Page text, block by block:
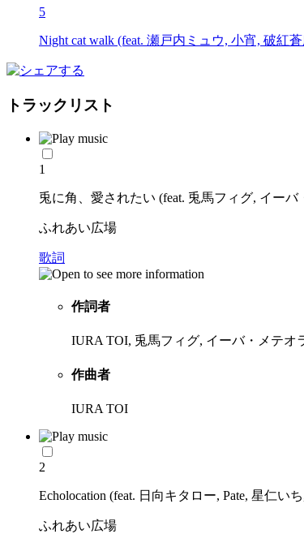
5
Night cat walk (feat. 瀬戸内ミュウ, 小宵, 破紅
トラックリスト
1
兎に角、愛されたい (feat. 兎馬フィグ, イー
ふれあい広場
歌詞
作詞者
IURA TOI, 兎馬フィグ, イーバ・メテオ
作曲者
IURA TOI
2
Echolocation (feat. 日向キタロー, Pate, 星仁い
ふれあい広場